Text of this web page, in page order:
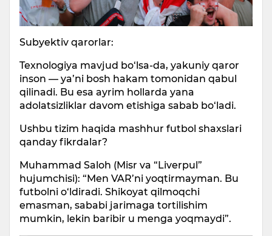
Subyektiv qarorlar:
Texnologiya mavjud bo‘lsa-da, yakuniy qaror
inson — ya’ni bosh hakam tomonidan qabul
qilinadi. Bu esa ayrim hollarda yana
adolatsizliklar davom etishiga sabab bo‘ladi.
Ushbu tizim haqida mashhur futbol shaxslari
qanday fikrdalar?
Muhammad Saloh (Misr va “Liverpul”
hujumchisi): “Men VAR’ni yoqtirmayman. Bu
futbolni o‘ldiradi. Shikoyat qilmoqchi
emasman, sababi jarimaga tortilishim
mumkin, lekin baribir u menga yoqmaydi”.